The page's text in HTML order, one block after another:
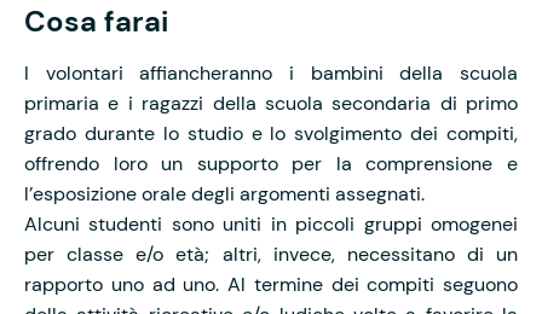
Cosa farai
I volontari affiancheranno i bambini della scuola
primaria e i ragazzi della scuola secondaria di primo
grado durante lo studio e lo svolgimento dei compiti,
offrendo loro un supporto per la comprensione e
l’esposizione orale degli argomenti assegnati.
Alcuni studenti sono uniti in piccoli gruppi omogenei
per classe e/o età; altri, invece, necessitano di un
rapporto uno ad uno. Al termine dei compiti seguono